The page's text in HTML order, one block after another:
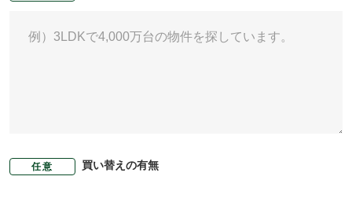
任意 買い替えの有無